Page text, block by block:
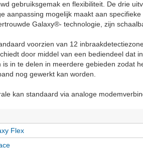
gebruiksgemak en flexibiliteit. De drie
aanpassing mogelijk maakt aan
Galaxy®- technologie, zijn
voorzien van 12
door middel van een bediendeel dat
in te delen in meerdere gebieden zodat
nog gewerkt kan worden.
kan standaard via analoge
Flex